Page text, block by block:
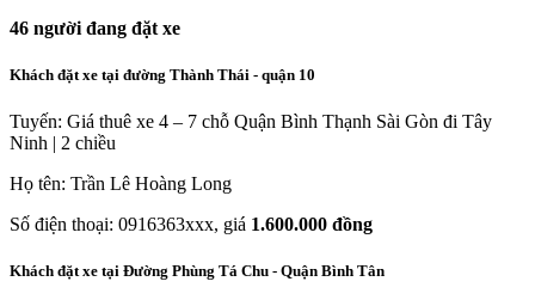
46 người đang đặt xe
Khách đặt xe tại đường Thành Thái - quận 10
Tuyến: Giá thuê xe 4 – 7 chỗ Quận Bình Thạnh Sài Gòn đi Tây
Ninh | 2 chiều
Họ tên: Trần Lê Hoàng Long
Số điện thoại: 0916363xxx, giá 1.600.000 đồng
Khách đặt xe tại Đường Phùng Tá Chu - Quận Bình Tân